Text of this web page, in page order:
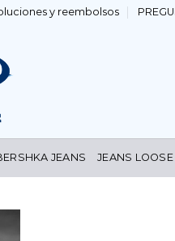
y reembolsos
JEANS JEANS LOOSE